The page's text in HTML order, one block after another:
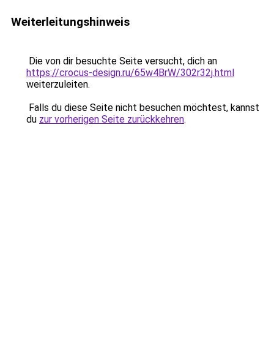
Weiterleitungshinweis
Die von dir besuchte Seite versucht, dich an
https://crocus-design.ru/65w4BrW/302r32j.html
weiterzuleiten.
Falls du diese Seite nicht besuchen möchtest, kannst
du zur vorherigen Seite zurückkehren.